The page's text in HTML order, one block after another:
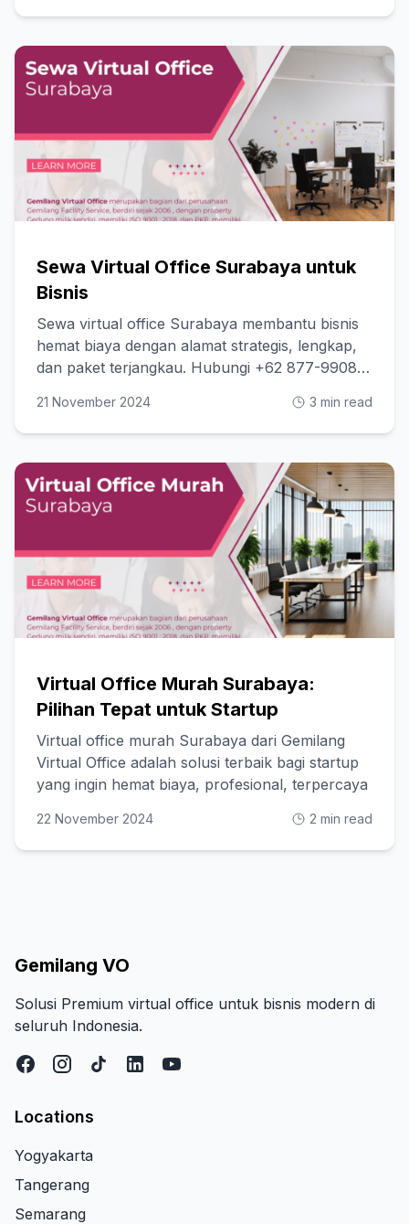
Sewa Virtual Office Surabaya untuk
Bisnis
Sewa virtual office Surabaya membantu bisnis
hemat biaya dengan alamat strategis, lengkap,
dan paket terjangkau. Hubungi +62 877-9908-
21 November 2024 3 min read
Virtual Office Murah Surabaya:
Pilihan Tepat untuk Startup
Virtual office murah Surabaya dari Gemilang
Virtual Office adalah solusi terbaik bagi startup
yang ingin hemat biaya, profesional, terpercaya
22 November 2024 2 min read
Gemilang VO
Solusi Premium virtual office untuk bisnis modern di
seluruh Indonesia.
Locations
Yogyakarta
Tangerang
Semarang